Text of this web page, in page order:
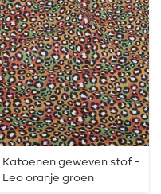
Katoenen geweven stof -
Leo oranje groen